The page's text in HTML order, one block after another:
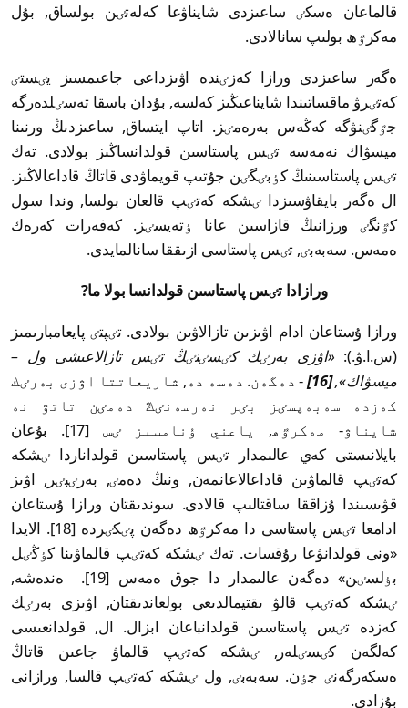
قالماعان ەسكٸ ساعىزدى شايناۋعا كەلەتٸن بولساق, بۇل
مەكرٷھ بولىپ سانالادى.
ەگەر ساعىزدى ورازا كەزٸندە اۋىزداعى جاعىمسىز يٸستٸ
كەتٸرۋ ماقساتىندا شايناعىڭىز كەلسە, بۇدان باسقا تەسٸلدەرگە
جٷگٸنۋگە كەڭەس بەرەمٸز. اتاپ ايتساق, ساعىزدىڭ ورنىنا
ميسۋاك نەمەسە تٸس پاستاسىن قولدانساڭىز بولادى. تەك
تٸس پاستاسىنىڭ كٶبٸگٸن جۇتىپ قويماۋدى قاتاڭ قاداعالاڭىز.
ال ەگەر بايقاۋسىزدا ٸشكە كەتٸپ قالعان بولسا, وندا سول
كٷنگٸ ورزانىڭ قازاسىن عانا ٶتەيسٸز. كەفەرات كەرەك
ەمەس. سەبەبٸ, تٸس پاستاسى ازىققا سانالمايدى.
ورازادا تٸس پاستاسىن قولدانسا بولا ما?
ورازا ۇستاعان ادام اۋىزىن تازالاۋىن بولادى. تٸپتٸ پايعامبارىمىز
(س.ا.ۋ.): «اۋزى بەرٸك كٸسٸنٸڭ تٸس تازالاعىشى ول –
ميسۋاك»,[16]
- دەگەن. دەسە دە, شاريعاتتا اۋزى بەرٸك
كەزدە سەبەپسٸز بٸر نەرسەنٸڭ دەمٸن تاتۋ نە
شايناۋ- مەكرٷھ, ياعني ۇنامسىز ٸس [17]. بۇعان
بايلانىستى كەي عالىمدار تٸس پاستاسىن قولداناردا ٸشكە
كەتٸپ قالماۋىن قاداعالاعانمەن, ونىڭ دەمٸ, بەرٸبٸر, اۋىز
قۋىسىندا ۇزاققا ساقتالىپ قالادى. سوندىقتان ورازا ۇستاعان
ادامعا تٸس پاستاسى دا مەكرٷھ دەگەن پٸكٸردە [18]. الايدا
«ونى قولدانۋعا رۇقسات. تەك ٸشكە كەتٸپ قالماۋىنا كٶڭٸل
بٶلسٸن» دەگەن عالىمدار دا جوق ەمەس [19]. ەندەشە,
ٸشكە كەتٸپ قالۋ ىقتيمالدىعى بولعاندىقتان, اۋىزى بەرٸك
كەزدە تٸس پاستاسىن قولدانباعان ابزال. ال, قولدانعىسى
كەلگەن كٸسٸلەر, ٸشكە كەتٸپ قالماۋ جاعىن قاتاڭ
ەسكەرگەنٸ جٶن. سەبەبٸ, ول ٸشكە كەتٸپ قالسا, ورازانى
بۇزادى.